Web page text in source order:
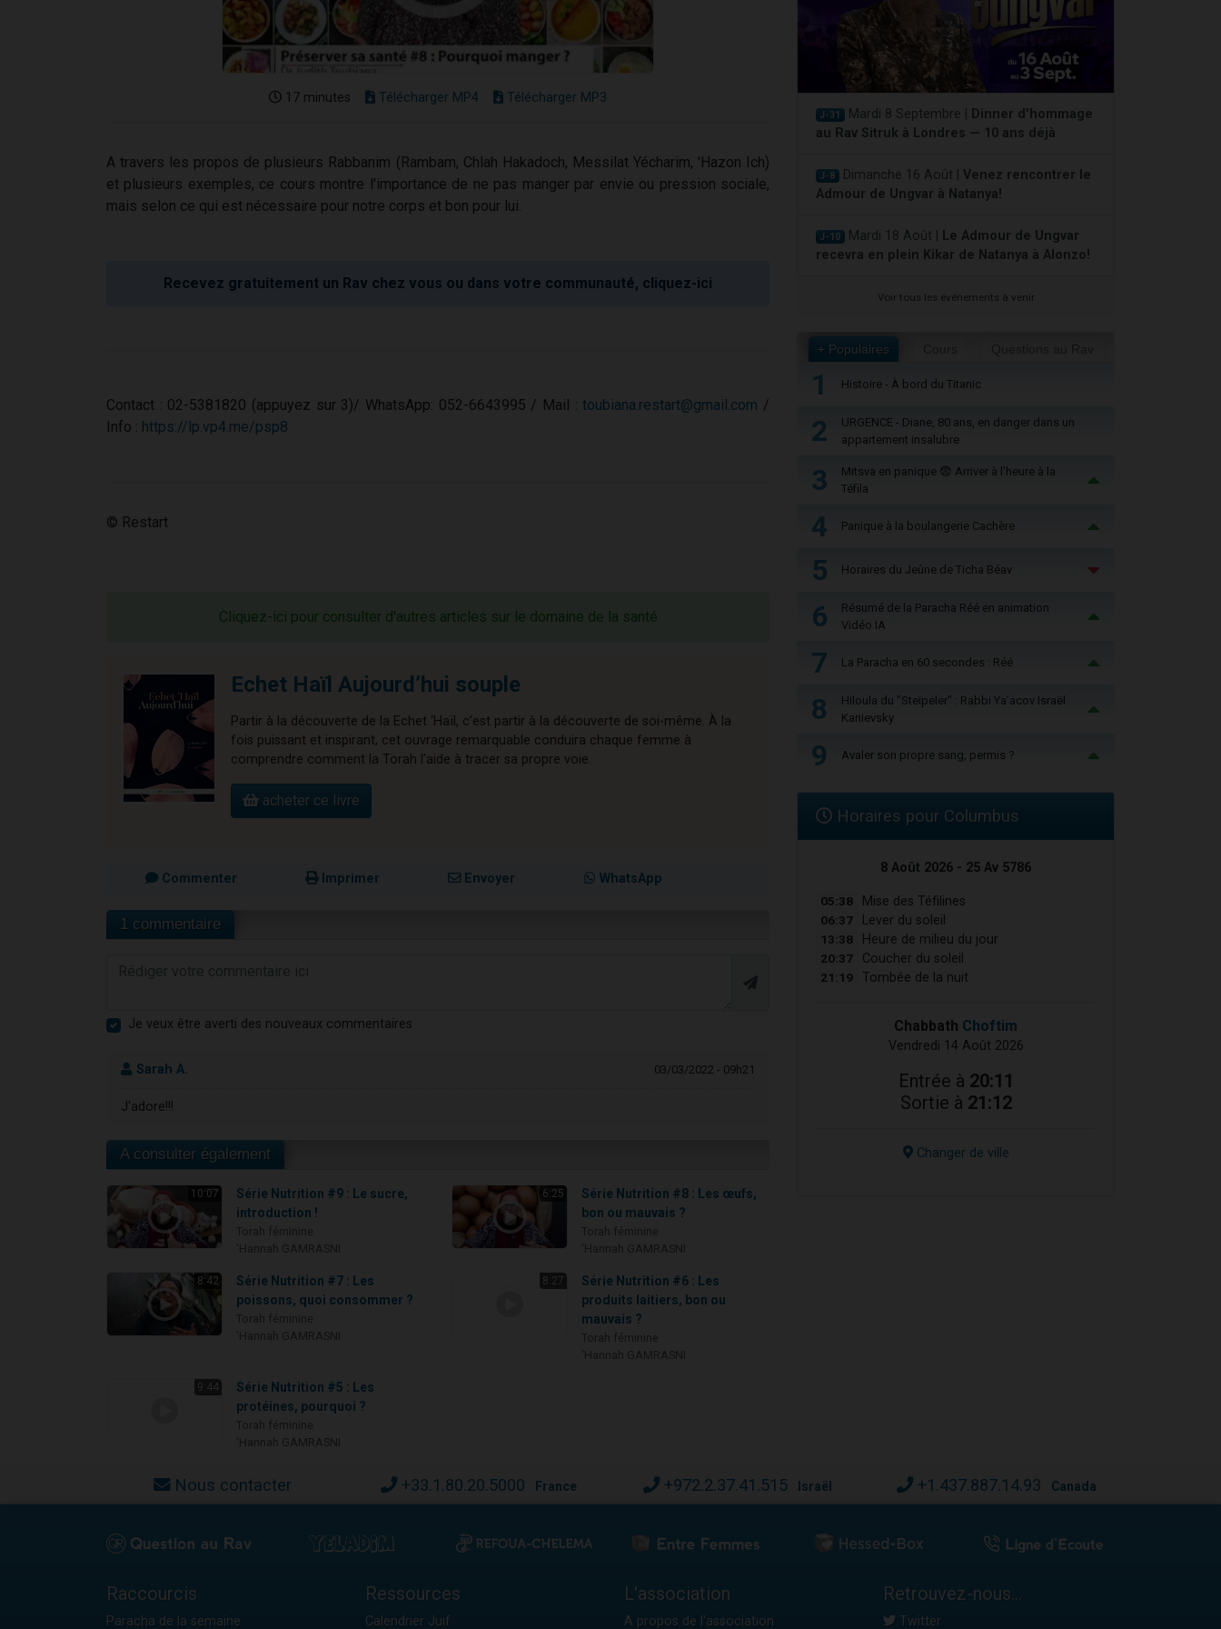
17 minutes Télécharger MP4 Télécharger MP3
A travers les propos de plusieurs Rabbanim (Rambam, Chlah Hakadoch, Messilat Yécharim, 'Hazon Ich)
et plusieurs exemples, ce cours montre l'importance de ne pas manger par envie ou pression sociale,
mais selon ce qui est nécessaire pour notre corps et bon pour lui.
Recevez gratuitement un Rav chez vous ou dans votre communauté, cliquez-ici
Contact : 02-5381820 (appuyez sur 3)/ WhatsApp: 052-6643995 / Mail :toubiana.restart@gmail.com /
Info : https://lp.vp4.me/psp8
© Restart
Cliquez-ici pour consulter d'autres articles sur le domaine de la santé
Echet Haïl Aujourd’hui souple
Partir à la découverte de la Echet ‘Haïl, c’est partir à la découverte de soi-même. À la
fois puissant et inspirant, cet ouvrage remarquable conduira chaque femme à
comprendre comment la Torah l’aide à tracer sa propre voie.
acheter ce livre
Commenter Imprimer Envoyer WhatsApp
1 commentaire
Je veux être averti des nouveaux commentaires
Sarah A. 03/03/2022 - 09h21
J'adore!!!
A consulter également
10:07
Série Nutrition #9 : Le sucre,
introduction !
6:25
Série Nutrition #8 : Les œufs,
bon ou mauvais ?
8:42
Série Nutrition #7 : Les
poissons, quoi consommer ?
8:27
Série Nutrition #6 : Les
produits laitiers, bon ou
mauvais ?
9:44
Série Nutrition #5 : Les
protéines, pourquoi ?
J-31 Mardi 8 Septembre |
Dinner d'hommage
au Rav Sitruk à Londres — 10 ans déjà
J-8 Dimanche 16 Août | Venez rencontrer le
Admour de Ungvar à Natanya!
J-10 Mardi 18 Août |
Le Admour de Ungvar
recevra en plein Kikar de Natanya à Alonzo!
Voir tous les événements à venir
+ Populaires
1 Histoire - À bord du Titanic
2
URGENCE - Diane, 80 ans, en danger dans un
appartement insalubre
3
Mitsva en panique 😨 Arriver à l'heure à la
Téfila
4 Panique à la boulangerie Cachère
5 Horaires du Jeûne de Ticha Béav
6
Résumé de la Paracha Réé en animation
Vidéo IA
7 La Paracha en 60 secondes : Réé
8
Hiloula du "Steïpeler" : Rabbi Ya’acov Israël
Kanievsky
9 Avaler son propre sang, permis ?
Horaires pour Columbus
8 Août 2026 - 25 Av 5786
05:38 Mise des Téfilines
06:37 Lever du soleil
13:38 Heure de milieu du jour
20:37 Coucher du soleil
21:19 Tombée de la nuit
Chabbath Choftim
Vendredi 14 Août 2026
Entrée à 20:11
Sortie à 21:12
Changer de ville
Nous contacter +33.1.80.20.5000 France +972.2.37.41.515 Israël +1.437.887.14.93 Canada
Raccourcis
Paracha de la semaine
Ressources
Calendrier Juif
L'association
A propos de l'association
Retrouvez-nous...
Twitter